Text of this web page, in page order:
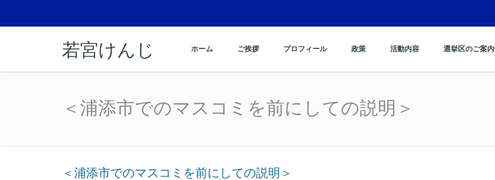
若宮けんじ ホーム ご挨拶 プロフィール 政策 活動内容 選挙区のご案内
＜浦添市でのマスコミを前にしての説明＞
＜浦添市でのマスコミを前にしての説明＞